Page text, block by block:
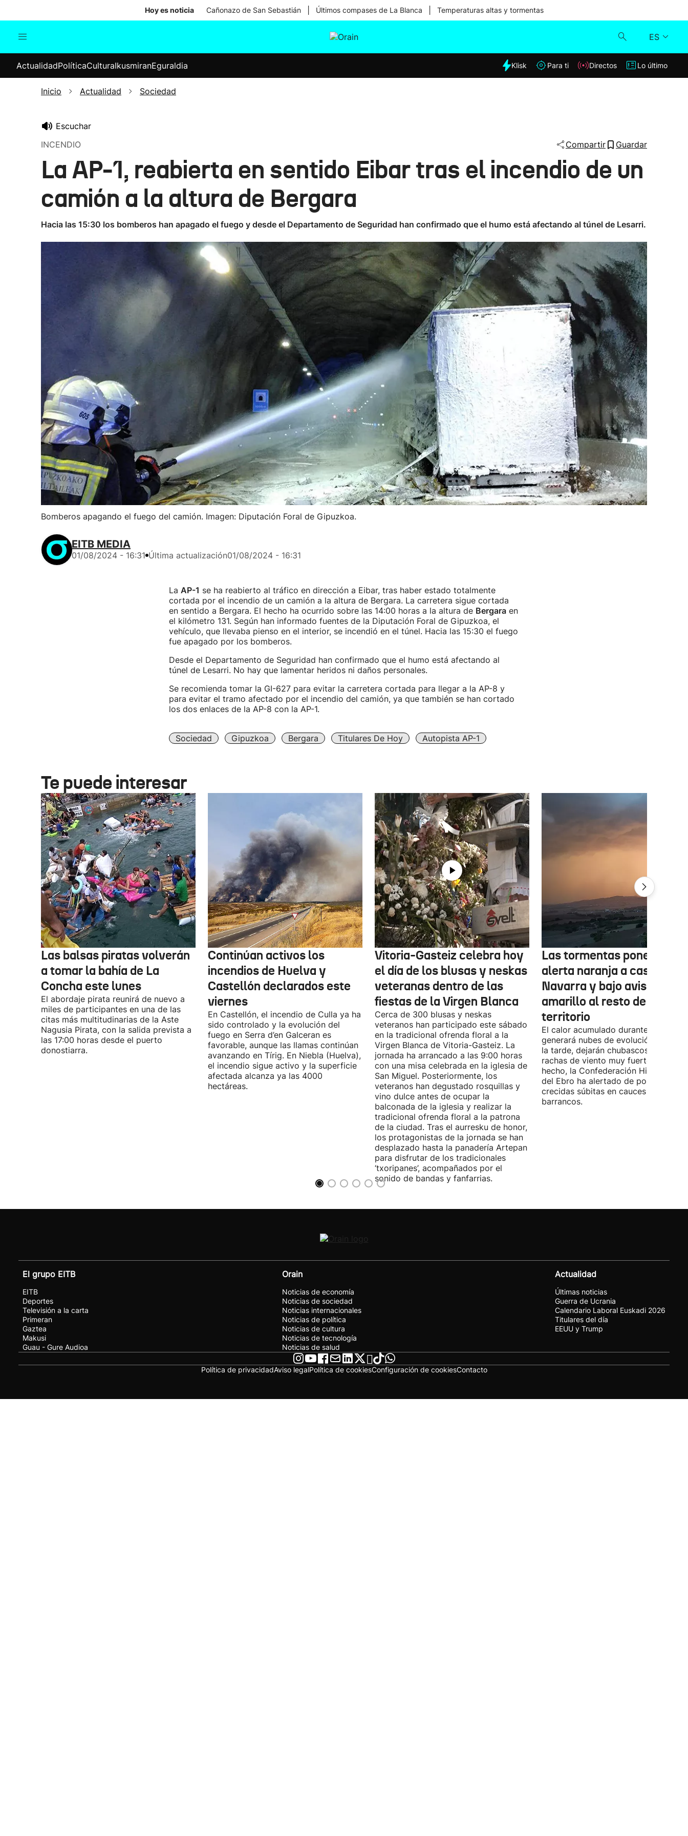
Hoy es noticia Cañonazo de San Sebastián Últimos compases de La Blanca Temperaturas altas y tormentas
ES
Internacional
Elecciones
Klisk
Lo último
ActualidadPolíticaCulturaIkusmiranEguraldia Klisk Para ti Directos Lo último
Inicio Actualidad Sociedad
Escuchar
INCENDIO
Compartir Guardar
La AP-1, reabierta en sentido Eibar tras el incendio de un
camión a la altura de Bergara
Hacia las 15:30 los bomberos han apagado el fuego y desde el Departamento de Seguridad han confirmado que el humo está afectando al túnel de Lesarri.
Bomberos apagando el fuego del camión. Imagen: Diputación Foral de Gipuzkoa.
EITB MEDIA
01/08/2024 - 16:31 Última actualización01/08/2024 - 16:31
La AP-1 se ha reabierto al tráfico en dirección a Eibar, tras haber estado totalmente
cortada por el incendio de un camión a la altura de Bergara. La carretera sigue cortada
en sentido a Bergara. El hecho ha ocurrido sobre las 14:00 horas a la altura de Bergaraen
el kilómetro 131. Según han informado fuentes de la Diputación Foral de Gipuzkoa, el
vehículo, que llevaba pienso en el interior, se incendió en el túnel. Hacia las 15:30 el fuego
fue apagado por los bomberos.
Desde el Departamento de Seguridad han confirmado que el humo está afectando al
túnel de Lesarri. No hay que lamentar heridos ni daños personales.
Se recomienda tomar la GI-627 para evitar la carretera cortada para llegar a la AP-8 y
para evitar el tramo afectado por el incendio del camión, ya que también se han cortado
los dos enlaces de la AP-8 con la AP-1.
Sociedad Gipuzkoa Bergara Titulares De Hoy Autopista AP-1
Te puede interesar
Las balsas piratas volverán
a tomar la bahía de La
Concha este lunes
El abordaje pirata reunirá de nuevo a
miles de participantes en una de las
citas más multitudinarias de la Aste
Nagusia Pirata, con la salida prevista a
las 17:00 horas desde el puerto
donostiarra.
Continúan activos los
incendios de Huelva y
Castellón declarados este
viernes
En Castellón, el incendio de Culla ya ha
sido controlado y la evolución del
fuego en Serra d’en Galceran es
favorable, aunque las llamas continúan
avanzando en Tírig. En Niebla (Huelva),
el incendio sigue activo y la superficie
afectada alcanza ya las 4000
hectáreas.
Vitoria-Gasteiz celebra hoy
el día de los blusas y neskas
veteranas dentro de las
fiestas de la Virgen Blanca
Cerca de 300 blusas y neskas
veteranos han participado este sábado
en la tradicional ofrenda floral a la
Virgen Blanca de Vitoria-Gasteiz. La
jornada ha arrancado a las 9:00 horas
con una misa celebrada en la iglesia de
San Miguel. Posteriormente, los
veteranos han degustado rosquillas y
vino dulce antes de ocupar la
balconada de la iglesia y realizar la
tradicional ofrenda floral a la patrona
de la ciudad. Tras el aurresku de honor,
los protagonistas de la jornada se han
desplazado hasta la panadería Artepan
para disfrutar de los tradicionales
‘txoripanes’, acompañados por el
sonido de bandas y fanfarrias.
Las tormentas ponen bajo
alerta naranja a casi toda
Navarra y bajo aviso
amarillo al resto de
territorio
El calor acumulado durante la
generará nubes de evolución que, por
la tarde, dejarán chubascos, granizo
rachas de viento muy fuertes. De
hecho, la Confederación Hidrográfica
del Ebro ha alertado de posibles
crecidas súbitas en cauces y
barrancos.
El grupo EITB
EITB
Deportes
Televisión a la carta
Primeran
Gaztea
Makusi
Guau - Gure Audioa
Orain
Noticias de economía
Noticias de sociedad
Noticias internacionales
Noticias de política
Noticias de cultura
Noticias de tecnología
Noticias de salud
Actualidad
Últimas noticias
Guerra de Ucrania
Calendario Laboral Euskadi 2026
Titulares del día
EEUU y Trump
Política de privacidadAviso legalPolítica de cookiesConfiguración de cookiesContacto